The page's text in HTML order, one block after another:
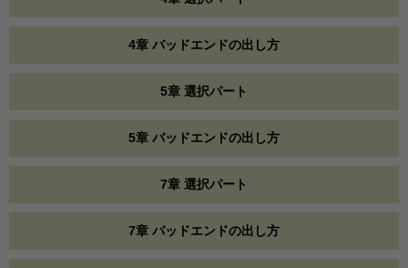
4章 バッドエンドの出し方
5章 選択パート
5章 バッドエンドの出し方
7章 選択パート
7章 バッドエンドの出し方